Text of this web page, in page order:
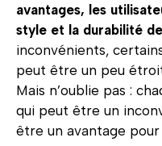
avantages, les
style et la durabilité
inconvénients,
peut être un peu
Mais n’oublie pas :
qui peut être un
être un avantage pour